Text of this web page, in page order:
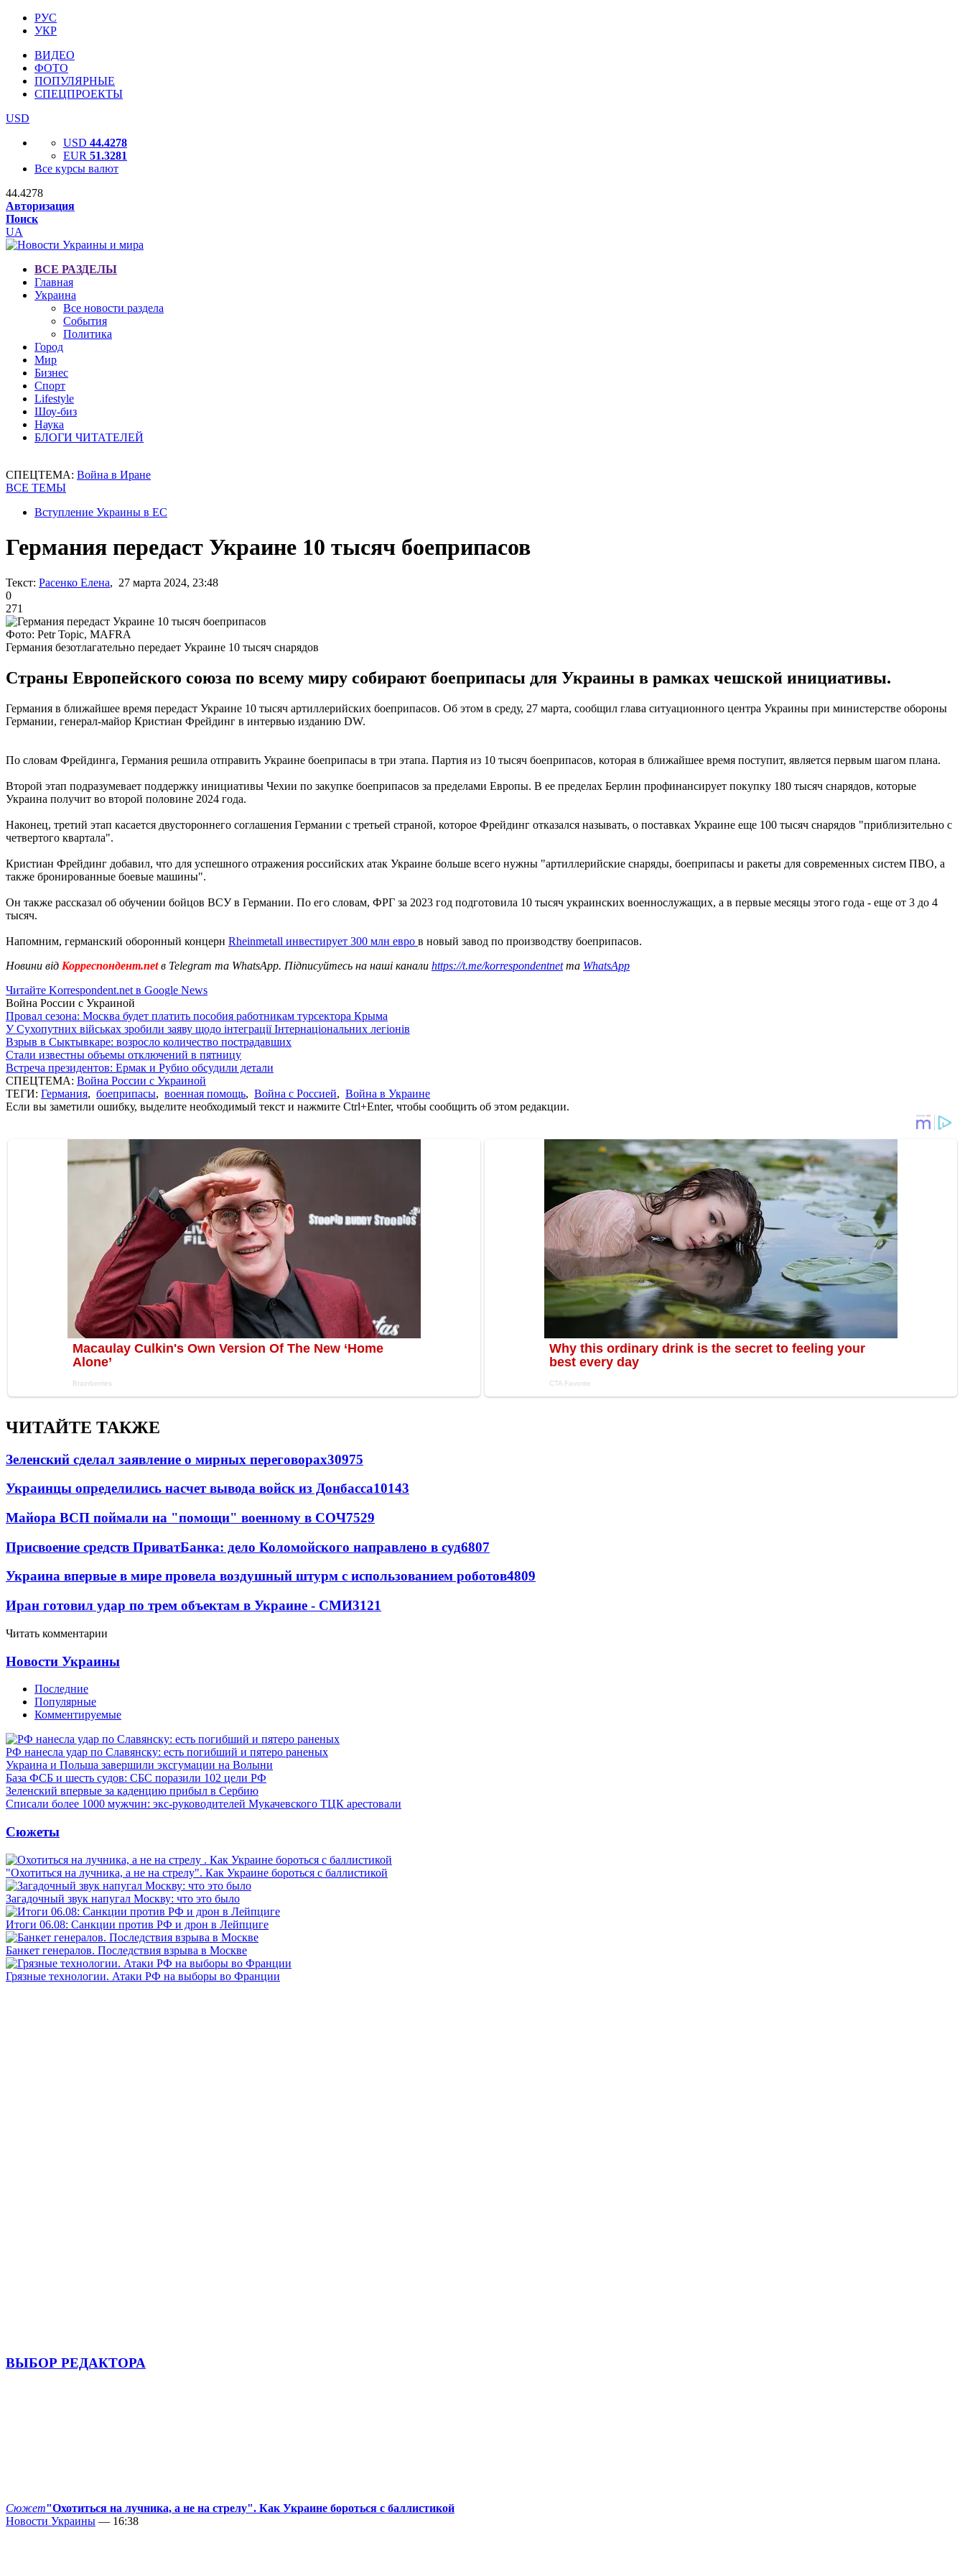
РУС
УКР
ВИДЕО
ФОТО
ПОПУЛЯРНЫЕ
СПЕЦПРОЕКТЫ
USD
USD 44.4278
EUR 51.3281
Все курсы валют
44.4278
Авторизация
Поиск
UA
ВСЕ РАЗДЕЛЫ
Главная
Украина
Все новости раздела
События
Политика
Город
Мир
Бизнес
Спорт
Lifestyle
Шоу-биз
Наука
БЛОГИ ЧИТАТЕЛЕЙ
СПЕЦТЕМА: Война в Иране
ВСЕ ТЕМЫ
Вступление Украины в ЕС
Германия передаст Украине 10 тысяч боеприпасов
Текст: Расенко Елена, 27 марта 2024, 23:48
0
271
Фото: Petr Topic, MAFRA
Германия безотлагательно передает Украине 10 тысяч снарядов
Страны Европейского союза по всему миру собирают боеприпасы для Украины в рамках чешской инициативы.
Германия в ближайшее время передаст Украине 10 тысяч артиллерийских боеприпасов. Об этом в среду, 27 марта, сообщил глава ситуационного центра Украины при министерстве обороны
Германии, генерал-майор Кристиан Фрейдинг в интервью изданию DW.
По словам Фрейдинга, Германия решила отправить Украине боеприпасы в три этапа. Партия из 10 тысяч боеприпасов, которая в ближайшее время поступит, является первым шагом плана.
Второй этап подразумевает поддержку инициативы Чехии по закупке боеприпасов за пределами Европы. В ее пределах Берлин профинансирует покупку 180 тысяч снарядов, которые
Украина получит во второй половине 2024 года.
Наконец, третий этап касается двустороннего соглашения Германии с третьей страной, которое Фрейдинг отказался называть, о поставках Украине еще 100 тысяч снарядов "приблизительно с
четвертого квартала".
Кристиан Фрейдинг добавил, что для успешного отражения российских атак Украине больше всего нужны "артиллерийские снаряды, боеприпасы и ракеты для современных систем ПВО, а
также бронированные боевые машины".
Он также рассказал об обучении бойцов ВСУ в Германии. По его словам, ФРГ за 2023 год подготовила 10 тысяч украинских военнослужащих, а в первые месяцы этого года - еще от 3 до 4
тысяч.
Напомним, германский оборонный концерн Rheinmetall инвестирует 300 млн евро в новый завод по производству боеприпасов.
Новини від Корреспондент.netв Telegram та WhatsApp. Підписуйтесь на наші канали https://t.me/korrespondentnetта WhatsApp
Читайте Korrespondent.net в Google News
Война России с Украиной
Провал сезона: Москва будет платить пособия работникам турсектора Крыма
У Сухопутних військах зробили заяву щодо інтеграції Інтернаціональних легіонів
Взрыв в Сыктывкаре: возросло количество пострадавших
Стали известны объемы отключений в пятницу
Встреча президентов: Ермак и Рубио обсудили детали
СПЕЦТЕМА: Война России с Украиной
ТЕГИ: Германия, боеприпасы, военная помощь, Война с Россией, Война в Украине
Если вы заметили ошибку, выделите необходимый текст и нажмите Ctrl+Enter, чтобы сообщить об этом редакции.
ЧИТАЙТЕ ТАКЖЕ
Зеленский сделал заявление о мирных переговорах30975
Украинцы определились насчет вывода войск из Донбасса10143
Майора ВСП поймали на "помощи" военному в СОЧ7529
Присвоение средств ПриватБанка: дело Коломойского направлено в суд6807
Украина впервые в мире провела воздушный штурм с использованием роботов4809
Иран готовил удар по трем объектам в Украине - СМИ3121
Читать комментарии
Новости Украины
Последние
Популярные
Комментируемые
РФ нанесла удар по Славянску: есть погибший и пятеро раненых
Украина и Польша завершили эксгумации на Волыни
База ФСБ и шесть судов: СБС поразили 102 цели РФ
Зеленский впервые за каденцию прибыл в Сербию
Списали более 1000 мужчин: экс-руководителей Мукачевского ТЦК арестовали
Сюжеты
"Охотиться на лучника, а не на стрелу". Как Украине бороться с баллистикой
Загадочный звук напугал Москву: что это было
Итоги 06.08: Санкции против РФ и дрон в Лейпциге
Банкет генералов. Последствия взрыва в Москве
Грязные технологии. Атаки РФ на выборы во Франции
ВЫБОР РЕДАКТОРА
Сюжет"Охотиться на лучника, а не на стрелу". Как Украине бороться с баллистикой
Новости Украины — 16:38